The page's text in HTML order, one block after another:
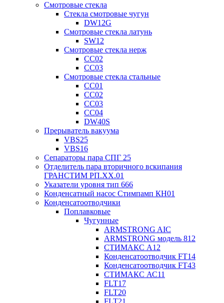
Смотровые стекла
Стекла смотровые чугун
DW12G
Смотровые стекла латунь
SW12
Смотровые стекла нерж
СС02
СС03
Смотровые стекла стальные
СС01
СС02
СС03
СС04
DW40S
Прерыватель вакуума
VBS25
VBS16
Сепараторы пара СПГ 25
Отделитель пара вторичного вскипания
ГРАНСТИМ РП.XX.01
Указатели уровня тип 666
Конденсатный насос Стимпамп КН01
Конденсатоотводчики
Поплавковые
Чугунные
ARMSTRONG AIC
ARMSTRONG модель 812
СТИМАКС А12
Конденсатоотводчик FT14
Конденсатоотводчик FT43
СТИМАКС АС11
FLT17
FLT20
FLT21